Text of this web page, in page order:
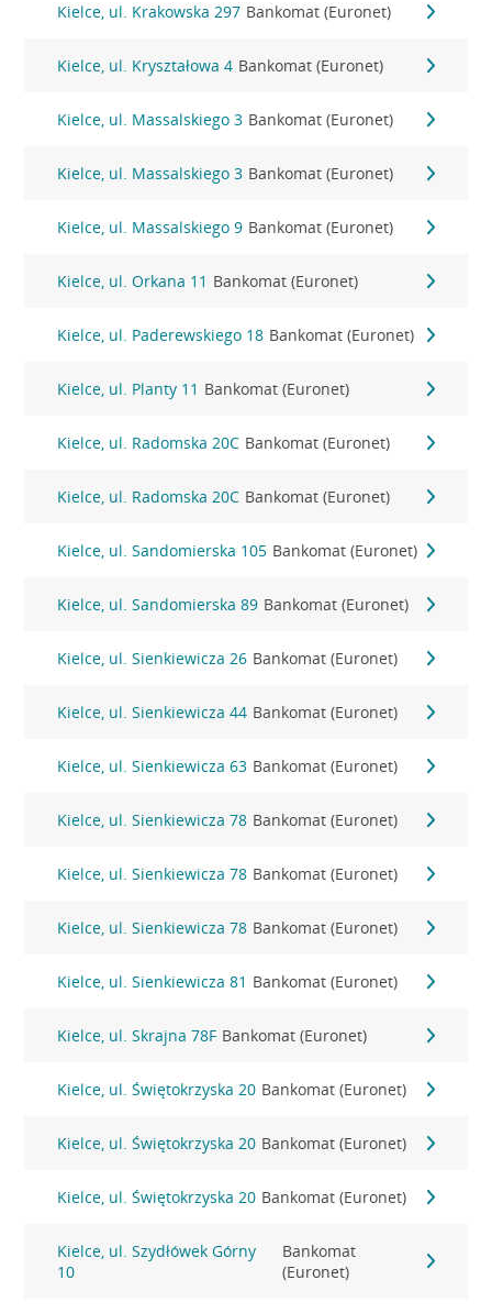
Kielce, ul. Krakowska 297 Bankomat (Euronet)
Kielce, ul. Kryształowa 4 Bankomat (Euronet)
Kielce, ul. Massalskiego 3 Bankomat (Euronet)
Kielce, ul. Massalskiego 3 Bankomat (Euronet)
Kielce, ul. Massalskiego 9 Bankomat (Euronet)
Kielce, ul. Orkana 11 Bankomat (Euronet)
Kielce, ul. Paderewskiego 18 Bankomat (Euronet)
Kielce, ul. Planty 11 Bankomat (Euronet)
Kielce, ul. Radomska 20C Bankomat (Euronet)
Kielce, ul. Radomska 20C Bankomat (Euronet)
Kielce, ul. Sandomierska 105 Bankomat (Euronet)
Kielce, ul. Sandomierska 89 Bankomat (Euronet)
Kielce, ul. Sienkiewicza 26 Bankomat (Euronet)
Kielce, ul. Sienkiewicza 44 Bankomat (Euronet)
Kielce, ul. Sienkiewicza 63 Bankomat (Euronet)
Kielce, ul. Sienkiewicza 78 Bankomat (Euronet)
Kielce, ul. Sienkiewicza 78 Bankomat (Euronet)
Kielce, ul. Sienkiewicza 78 Bankomat (Euronet)
Kielce, ul. Sienkiewicza 81 Bankomat (Euronet)
Kielce, ul. Skrajna 78F Bankomat (Euronet)
Kielce, ul. Świętokrzyska 20 Bankomat (Euronet)
Kielce, ul. Świętokrzyska 20 Bankomat (Euronet)
Kielce, ul. Świętokrzyska 20 Bankomat (Euronet)
Kielce, ul. Szydłówek Górny
10
Bankomat
(Euronet)